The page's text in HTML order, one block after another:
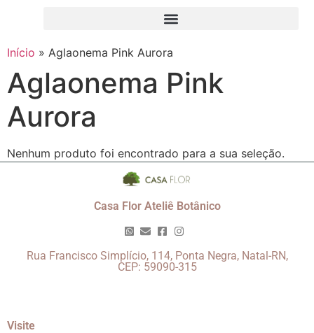
Início » Aglaonema Pink Aurora
Aglaonema Pink
Aurora
Nenhum produto foi encontrado para a sua seleção.
Casa Flor Ateliê Botânico
Rua Francisco Simplício, 114, Ponta Negra, Natal-RN,
CEP: 59090-315
Visite